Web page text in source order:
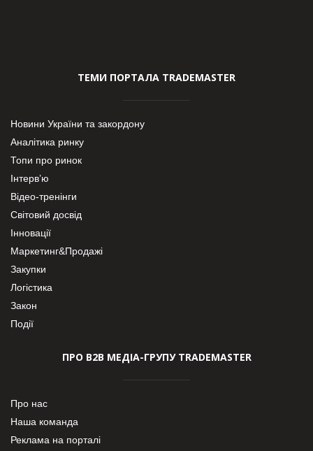
ТЕМИ ПОРТАЛА TRADEMASTER
Новини України та закордону
Аналітика ринку
Топи про ринок
Інтерв’ю
Відео-тренінги
Світовий досвід
Інновації
Маркетинг&Продажі
Закупки
Логістика
Закон
Події
ПРО В2В МЕДІА-ГРУПУ TRADEMASTER
Про нас
Наша команда
Реклама на порталі